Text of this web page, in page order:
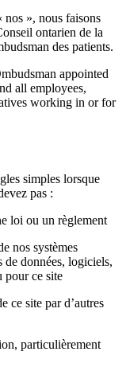
nos », nous faisons
ontarien de la
des patients.
appointed
all employees,
working in or for
simples lorsque
pas :
loi ou un règlement
nos systèmes
de données, logiciels,
pour ce site
ce site par d’autres
particulièrement